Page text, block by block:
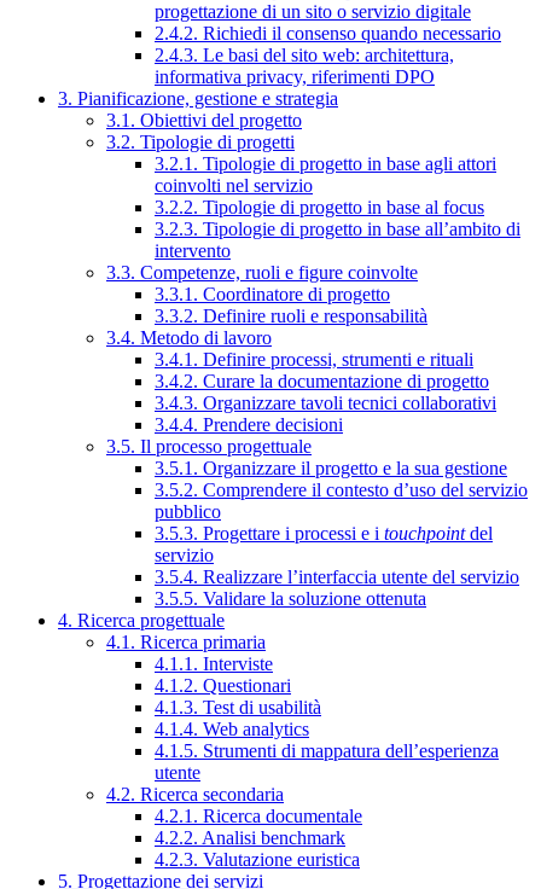
progettazione di un sito o servizio digitale
2.4.2. Richiedi il consenso quando necessario
2.4.3. Le basi del sito web: architettura,
informativa privacy, riferimenti DPO
3. Pianificazione, gestione e strategia
3.1. Obiettivi del progetto
3.2. Tipologie di progetti
3.2.1. Tipologie di progetto in base agli attori
coinvolti nel servizio
3.2.2. Tipologie di progetto in base al focus
3.2.3. Tipologie di progetto in base all’ambito di
intervento
3.3. Competenze, ruoli e figure coinvolte
3.3.1. Coordinatore di progetto
3.3.2. Definire ruoli e responsabilità
3.4. Metodo di lavoro
3.4.1. Definire processi, strumenti e rituali
3.4.2. Curare la documentazione di progetto
3.4.3. Organizzare tavoli tecnici collaborativi
3.4.4. Prendere decisioni
3.5. Il processo progettuale
3.5.1. Organizzare il progetto e la sua gestione
3.5.2. Comprendere il contesto d’uso del servizio
pubblico
3.5.3. Progettare i processi e i touchpointdel
servizio
3.5.4. Realizzare l’interfaccia utente del servizio
3.5.5. Validare la soluzione ottenuta
4. Ricerca progettuale
4.1. Ricerca primaria
4.1.1. Interviste
4.1.2. Questionari
4.1.3. Test di usabilità
4.1.4. Web analytics
4.1.5. Strumenti di mappatura dell’esperienza
utente
4.2. Ricerca secondaria
4.2.1. Ricerca documentale
4.2.2. Analisi benchmark
4.2.3. Valutazione euristica
5. Progettazione dei servizi